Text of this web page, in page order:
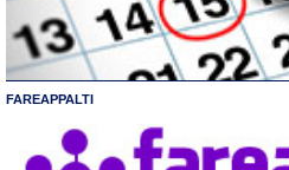
FAREAPPALTI